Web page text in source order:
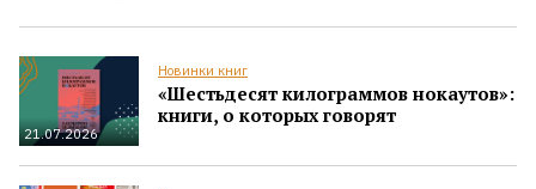
21.07.2026
Новинки книг
«Шестьдесят килограммов нокаутов»:
книги, о которых говорят